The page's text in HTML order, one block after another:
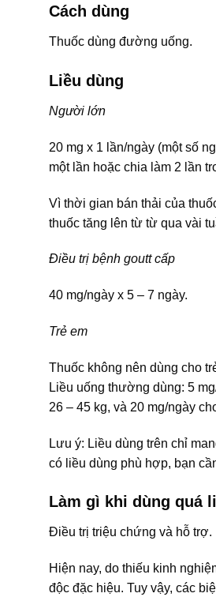
Cách dùng
Thuốc dùng đường uống.
Liều dùng
Người lớn
20 mg x 1 lần/ngày (một số
một lần hoặc chia làm 2 lần
Vì thời gian bán thải của
thuốc tăng lên từ từ qua vài
Điều trị bệnh goutt cấp
40 mg/ngày x 5 – 7 ngày.
Trẻ em
Thuốc không nên dùng cho
Liều uống thường dùng: 5
26 – 45 kg, và 20 mg/ngày
Lưu ý: Liều dùng trên chỉ
có liều dùng phù hợp, bạn
Làm gì khi dùng quá
Điều trị triệu chứng và hỗ trợ.
Hiện nay, do thiếu kinh
độc đặc hiệu. Tuy vậy, các